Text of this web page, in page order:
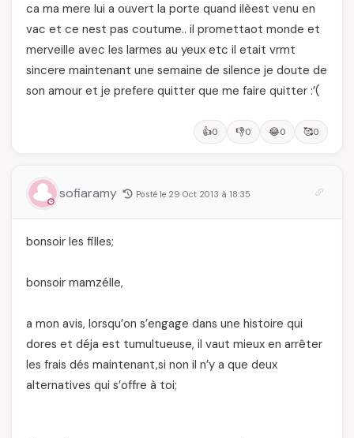
ca ma mere lui a ouvert la porte quand ilèest venu en
vac et ce nest pas coutume.. il promettaot monde et
merveille avec les larmes au yeux etc il etait vrmt
sincere maintenant une semaine de silence je doute de
son amour et je prefere quitter que me faire quitter :’(
👍0 👎0 😂0 🥰0
sofiaramy Posté le 29 Oct 2013 à 18:35
bonsoir les filles;
bonsoir mamzélle,
a mon avis, lorsqu’on s’engage dans une histoire qui
dores et déja est tumultueuse, il vaut mieux en arrêter
les frais dés maintenant,si non il n’y a que deux
alternatives qui s’offre à toi;